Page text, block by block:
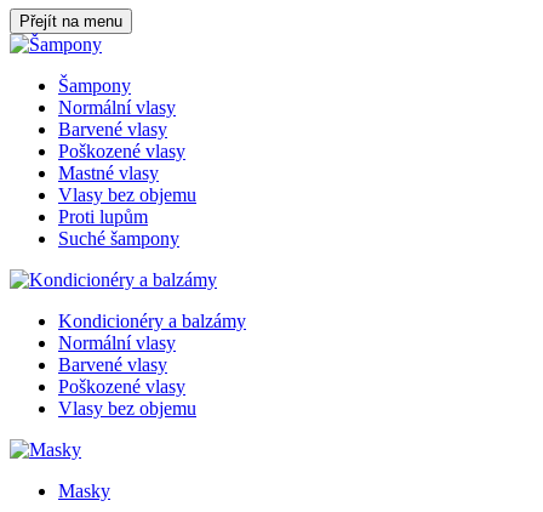
Přejít na menu
Šampony
Normální vlasy
Barvené vlasy
Poškozené vlasy
Mastné vlasy
Vlasy bez objemu
Proti lupům
Suché šampony
Kondicionéry a balzámy
Normální vlasy
Barvené vlasy
Poškozené vlasy
Vlasy bez objemu
Masky